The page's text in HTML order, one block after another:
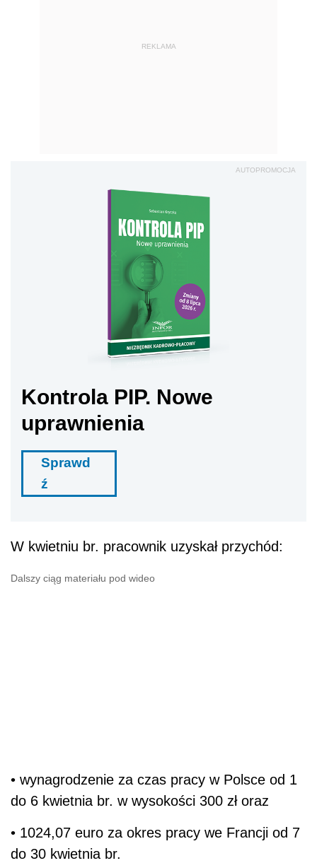
REKLAMA
AUTOPROMOCJA
Kontrola PIP. Nowe
uprawnienia
Sprawd
ź
W kwietniu br. pracownik uzyskał przychód:
Dalszy ciąg materiału pod wideo
• wynagrodzenie za czas pracy w Polsce od 1
do 6 kwietnia br. w wysokości 300 zł oraz
• 1024,07 euro za okres pracy we Francji od 7
do 30 kwietnia br.